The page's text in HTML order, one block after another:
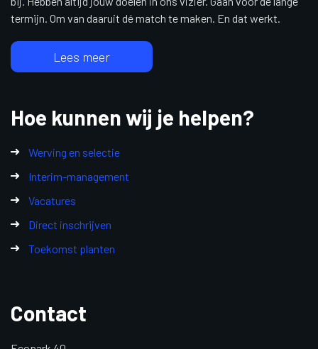
termijn. Om van daaruit dé match te maken. En dat werkt.
Lees meer
Hoe kunnen wij je helpen?
Werving en selectie
Interim-management
Vacatures
Direct inschrijven
Toekomst planten
Contact